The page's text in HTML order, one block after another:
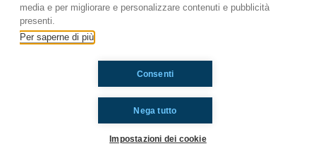
Medicina
Ti è piaciuto? Condividilo!
media e per migliorare e personalizzare contenuti e pubblicità
presenti.
Per saperne di più
Nega tutto
Consenti
Impostazioni dei cookie